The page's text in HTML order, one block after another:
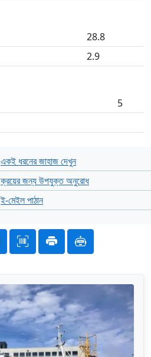
28.8
2.9
5
একই ধরনের জাহাজ দেখুন
ক্রয়ের জন্য উপযুক্ত অনুরোধ
ই-মেইল পাঠান